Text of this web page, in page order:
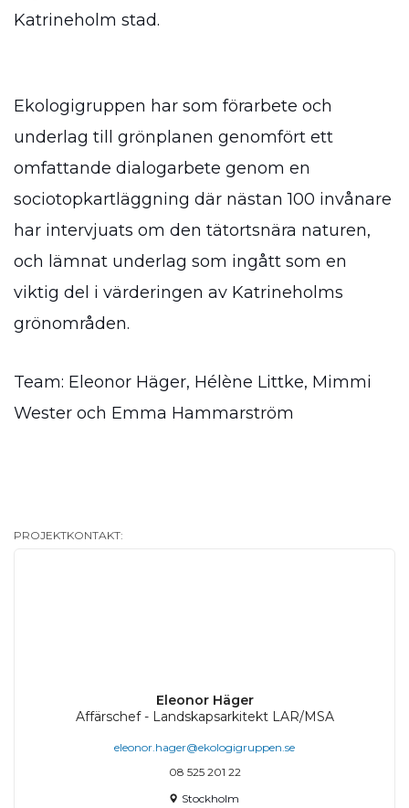
Katrineholm stad.
Ekologigruppen har som förarbete och
underlag till grönplanen genomfört ett
omfattande dialogarbete genom en
sociotopkartläggning där nästan 100 invånare
har intervjuats om den tätortsnära naturen,
och lämnat underlag som ingått som en
viktig del i värderingen av Katrineholms
grönområden.
Team: Eleonor Häger, Hélène Littke, Mimmi
Wester och Emma Hammarström
PROJEKTKONTAKT:
Eleonor Häger
Affärschef - Landskapsarkitekt LAR/MSA
eleonor.hager@ekologigruppen.se
08 525 201 22
Stockholm